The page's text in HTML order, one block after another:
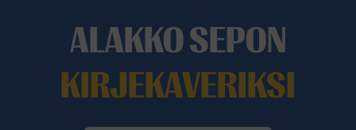
ALAKKO SEPON
KIRJEKAVERIKSI